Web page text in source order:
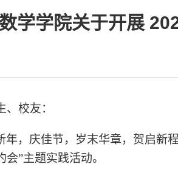
数学学院关于开展
、校友：
年，庆佳节，岁末华章，贺启新
会”主题实践活动。